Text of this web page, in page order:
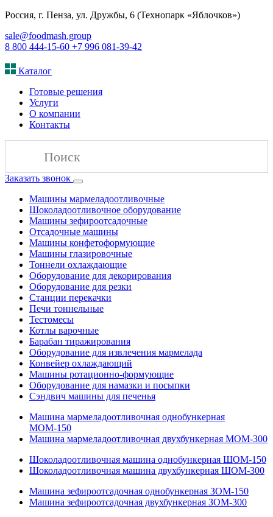
Россия, г. Пенза, ул. Дружбы, 6 (Технопарк «Яблочков»)
sale@foodmash.group
8 800 444-15-60 +7 996 081-39-42
Каталог
Готовые решения
Услуги
О компании
Контакты
Заказать звонок
Машины мармеладоотливочные
Шоколадоотливочное оборудование
Машины зефироотсадочные
Отсадочные машины
Машины конфетоформующие
Машины глазировочные
Тоннели охлаждающие
Оборудование для декорирования
Оборудование для резки
Станции перекачки
Печи тоннельные
Тестомесы
Котлы варочные
Барабан тиражирования
Оборудование для извлечения мармелада
Конвейер охлаждающий
Машины ротационно-формующие
Оборудование для намазки и посыпки
Сэндвич машины для печенья
Машина мармеладоотливочная однобункерная
МОМ-150
Машина мармеладоотливочная двухбункерная МОМ-300
Шоколадоотливочная машина однобункерная ШОМ-150
Шоколадоотливочная машина двухбункерная ШОМ-300
Машина зефироотсадочная однобункерная ЗОМ-150
Машина зефироотсадочная двухбункерная ЗОМ-300